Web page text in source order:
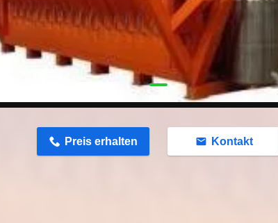
Preis erhalten Kontakt